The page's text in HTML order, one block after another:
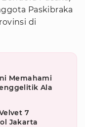
Paskibraka
di
Memahami
Ala
7
Jakarta